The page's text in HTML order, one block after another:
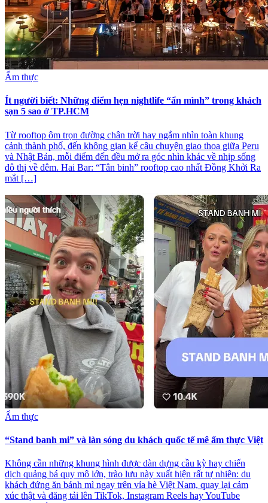
Ẩm thực
Ít người biết: Những điểm hẹn nightlife “ẩn mình” trong khách
sạn 5 sao ở TP.HCM
Từ rooftop ôm trọn đường chân trời hay ngắm nhìn toàn khung
cảnh thành phố, đến không gian kể câu chuyện giao thoa giữa Peru
và Nhật Bản, mỗi điểm đến đều mở ra góc nhìn khác về nhịp sống
đô thị về đêm. Hai Bar: “Tân binh” rooftop cao nhất Đồng Khởi Ra
mắt […]
Ẩm thực
“Stand banh mi” và làn sóng du khách quốc tế mê ẩm thực Việt
Không cần những khung hình được dàn dựng cầu kỳ hay chiến
dịch quảng bá quy mô lớn, trào lưu này xuất hiện rất tự nhiên: du
khách đứng ăn bánh mì ngay trên vỉa hè Việt Nam, quay lại cảm
xúc thật và đăng tải lên TikTok, Instagram Reels hay YouTube